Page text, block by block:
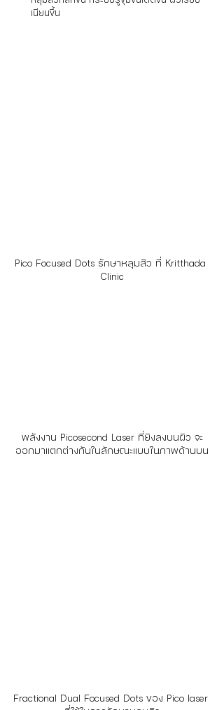
เนียนขึ้น
Pico Focused Dots รักษาหลุมสิว ที่ Kritthada
Clinic
พลังงาน Picosecond Laser ที่ยิงลงบนผิว จะ
ออกมาแตกต่างกันในลักษณะแบบในภาพด้านบน
Fractional Dual Focused Dots ของ Pico laser